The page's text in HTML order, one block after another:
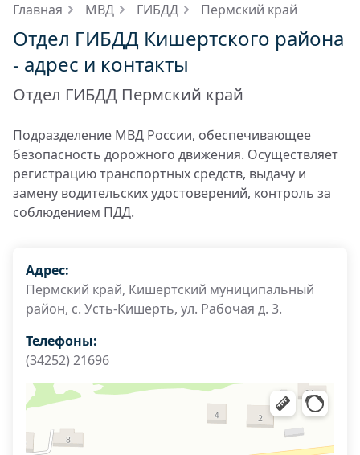
Главная МВД ГИБДД Пермский край
Отдел ГИБДД Кишертского района
- адрес и контакты
Отдел ГИБДД Пермский край
Подразделение МВД России, обеспечивающее
безопасность дорожного движения. Осуществляет
регистрацию транспортных средств, выдачу и
замену водительских удостоверений, контроль за
соблюдением ПДД.
Адрес:
Пермский край, Кишертский муниципальный
район, с. Усть-Кишерть, ул. Рабочая д. 3.
Телефоны:
(34252) 21696